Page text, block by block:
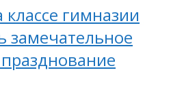
гимназии
замечательное